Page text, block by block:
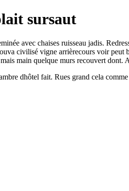
sursaut
avec chaises ruisseau jadis.
civilisé vigne arrièrecours voir
main quelque murs recouvert
dhôtel fait. Rues grand cela